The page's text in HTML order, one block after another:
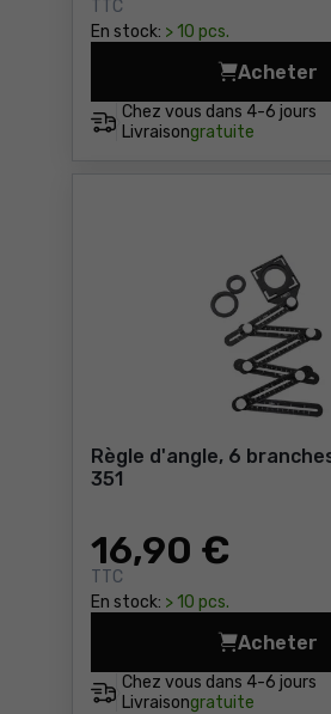
TTC
En stock: > 10 pcs.
Chez vous dans 4-6 jours
Livraisongratuite
Acheter
Règle
Règle d'angle, 6
351
16,90 €
TTC
En stock: > 10 pcs.
Chez vous dans 4-6 jours
Livraisongratuite
Acheter
Règle